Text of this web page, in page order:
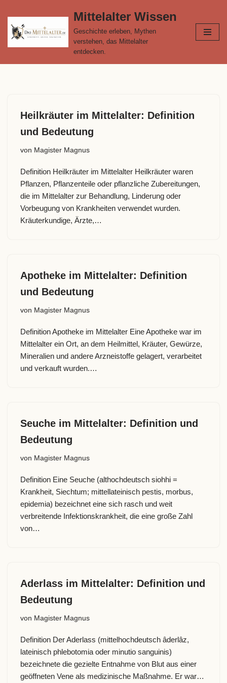
Zum
Inhalt
Mittelalter Wissen
Geschichte erleben, Mythen
verstehen, das Mittelalter
entdecken.
Heilkräuter im Mittelalter: Definition
und Bedeutung
von Magister Magnus
Definition Heilkräuter im Mittelalter Heilkräuter waren
Pflanzen, Pflanzenteile oder pflanzliche Zubereitungen,
die im Mittelalter zur Behandlung, Linderung oder
Vorbeugung von Krankheiten verwendet wurden.
Kräuterkundige, Ärzte,…
Apotheke im Mittelalter: Definition
und Bedeutung
von Magister Magnus
Definition Apotheke im Mittelalter Eine Apotheke war im
Mittelalter ein Ort, an dem Heilmittel, Kräuter, Gewürze,
Mineralien und andere Arzneistoffe gelagert, verarbeitet
und verkauft wurden.…
Seuche im Mittelalter: Definition und
Bedeutung
von Magister Magnus
Definition Eine Seuche (althochdeutsch siohhi =
Krankheit, Siechtum; mittellateinisch pestis, morbus,
epidemia) bezeichnet eine sich rasch und weit
verbreitende Infektionskrankheit, die eine große Zahl
von…
Aderlass im Mittelalter: Definition und
Bedeutung
von Magister Magnus
Definition Der Aderlass (mittelhochdeutsch âderlâz,
lateinisch phlebotomia oder minutio sanguinis)
bezeichnete die gezielte Entnahme von Blut aus einer
geöffneten Vene als medizinische Maßnahme. Er war…